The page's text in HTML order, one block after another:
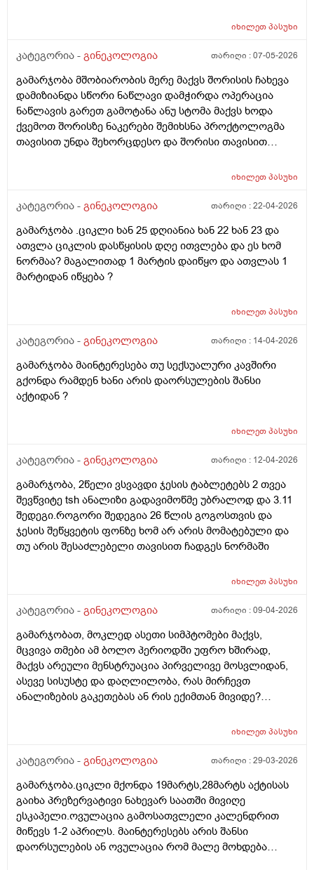
იხილეთპასუხი
კატეგორია - გინეკოლოგია თარიღი :07-05-2026
გამარჯობა მშობიარობის მერე მაქვს შორისის ჩახევა
დამიზიანდა სწორი ნაწლავი დამჭირდა ოპერაცია
ნაწლავის გარეთ გამოტანა ანუ სტომა მაქვს ხოდა
ქვემოთ შორისზე ნაკერები შემიხსნა პროქტოლოგმა
თავისით უნდა შეხორცდესო და შორისი თავისით
იხილეთპასუხი
კატეგორია - გინეკოლოგია თარიღი :22-04-2026
გამარჯობა .ციკლი ხან 25 დღიანია ხან 22 ხან 23 და
ათვლა ციკლის დასწყისის დღე ითვლება და ეს ხომ
ნორმაა? მაგალითად 1 მარტის დაიწყო და ათვლას 1
მარტიდან იწყება ?
იხილეთპასუხი
კატეგორია - გინეკოლოგია თარიღი : 14-04-2026
გამარჯობა მაინტერესება თუ სექსუალური კავშირი
გქონდა რამდენ ხანი არის დაორსულების შანსი
აქტიდან ?
იხილეთპასუხი
კატეგორია - გინეკოლოგია თარიღი : 12-04-2026
გამარჯობა, 2წელი ვსვავდი ჯესის ტაბლეტებს 2 თვეა
შევწვიტე tsh ანალიზი გადავიმოწმე უბრალოდ და 3.11
შედეგი.როგორი შედეგია 26 წლის გოგოსთვის და
ჯესის შეწყვეტის ფონზე ხომ არ არის მომატებული და
თუ არის შესაძლებელი თავისით ჩადგეს ნორმაში
იხილეთპასუხი
კატეგორია - გინეკოლოგია თარიღი :09-04-2026
გამარჯობათ, მოკლედ ასეთი სიმპტომები მაქვს,
მცვივა თმები ამ ბოლო პერიოდში უფრო ხშირად,
მაქვს არეული მენსტრუაცია პირველივე მოსვლიდან,
ასევე სისუსტე და დაღლილობა, რას მირჩევთ
ანალიზების გაკეთებას ან რის ექიმთან მივიდე?
იხილეთპასუხი
კატეგორია - გინეკოლოგია თარიღი :29-03-2026
გამარჯობა.ციკლი მქონდა 19მარტს,28მარტს აქტისას
გაიხა პრეზერვატივი ნახევარ საათში მივიღე
ესკაპელი.ოვულაცია გამოსათვლელი კალენდრით
მიწევს 1-2 აპრილს. მაინტერესებს არის შანსი
დაორსულების ან ოვულაცია რომ მალე მოხდება